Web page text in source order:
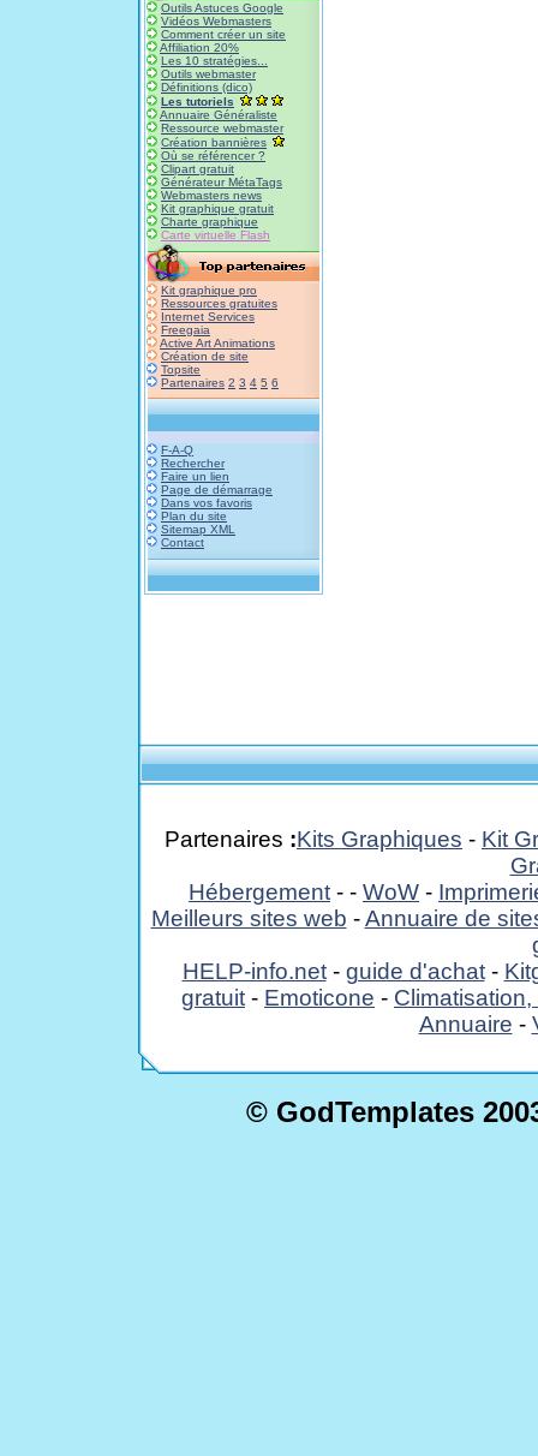
Outils Astuces Google
Vidéos Webmasters
Comment créer un site
Affiliation 20%
Les 10 stratégies...
Outils webmaster
Définitions (dico)
Les tutoriels
Annuaire Généraliste
Ressource webmaster
Création bannières
Où se référencer ?
Clipart gratuit
Générateur MétaTags
Webmasters news
Kit graphique gratuit
Charte graphique
Carte virtuelle Flash
Kit graphique pro
Ressources gratuites
Internet Services
Freegaia
Active Art Animations
Création de site
Topsite
Partenaires 2 3 4 5 6
F-A-Q
Rechercher
Faire un lien
Page de démarrage
Dans vos favoris
Plan du site
Sitemap XML
Contact
Partenaires :Kits Graphiques - Kit
Hébergement - - WoW -
Meilleurs sites web -Annuaire de
HELP-info.net- guide d'achat-
gratuit - Emoticone -
Annuaire -
© GodTemplates